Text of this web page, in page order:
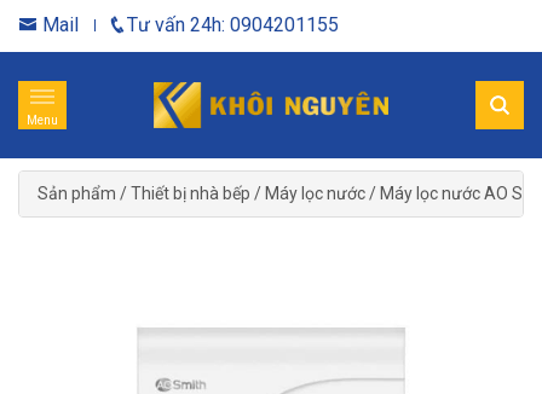
Mail Tư vấn 24h: 0904201155
Menu
Sản phẩm /Thiết bị nhà bếp / Máy lọc nước/ Máy lọc nước AO